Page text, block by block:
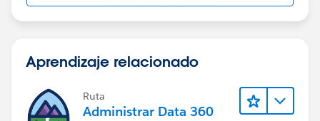
Aprendizaje relacionado
Ruta
Administrar Data 360